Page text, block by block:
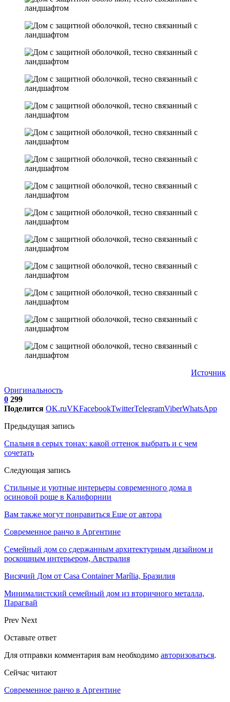
Источник
Оригинальность
0 299
Поделится OK.ruVKFacebookTwitterTelegramViberWhatsApp
Предыдущая запись
Спальня в серых тонах: какой оттенок выбрать и с чем
сочетать
Следующая запись
Стильные и уютные интерьеры современного дома в
осиновой роще в Калифорнии
Вам также могут понравиться Еще от автора
Современное ранчо в Аргентине
Семейный дом со сдержанным архитектурным дизайном и
роскошным интерьером, Австралия
Висячий Дом от Casa Container Marília, Бразилия
Минималистский семейный дом из вторичного металла,
Парагвай
Prev Next
Оставьте ответ
Для отправки комментария вам необходимо авторизоваться.
Сейчас читают
Современное ранчо в Аргентине